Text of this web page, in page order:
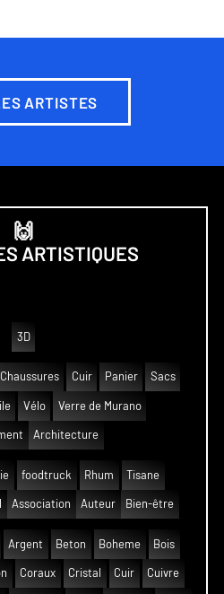
ARTISTES
🙌
ARTISTIQUES
3D
Chaussures Cuir Panier Sacs
Vélo Verre de Murano
Architecture
foodtruck Rhum Tisane
Association Auteur Bien-être
Argent Beton Boheme Bois
Coraux Cristal Cuir Cuivre